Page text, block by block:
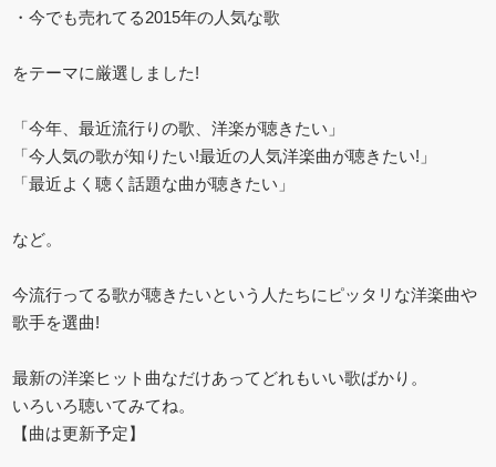
・今でも売れてる2015年の人気な歌
をテーマに厳選しました!
「今年、最近流行りの歌、洋楽が聴きたい」
「今人気の歌が知りたい!最近の人気洋楽曲が聴きたい!」
「最近よく聴く話題な曲が聴きたい」
など。
今流行ってる歌が聴きたいという人たちにピッタリな洋楽曲や
歌手を選曲!
最新の洋楽ヒット曲なだけあってどれもいい歌ばかり。
いろいろ聴いてみてね。
【曲は更新予定】